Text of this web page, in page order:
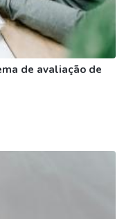
de avaliação de